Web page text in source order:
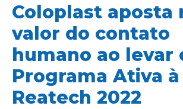
Coloplast aposta
valor do contato
humano ao levar
Programa Ativa à
Reatech 2022